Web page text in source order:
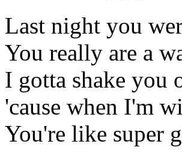
Last night you
You really are a
I gotta shake you
'cause when I'm
You're like super